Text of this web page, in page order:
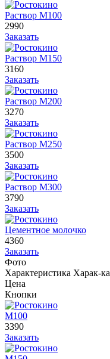
Раствор М100
2990
Заказать
Раствор М150
3160
Заказать
Раствор М200
3270
Заказать
Раствор М250
3500
Заказать
Раствор М300
3790
Заказать
Цементное молочко
4360
Заказать
Фото
Характеристика Харак-ка
Цена
Кнопки
М100
3390
Заказать